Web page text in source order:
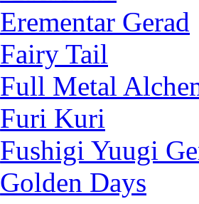
Erementar Gerad
Fairy Tail
Full Metal
Furi Kuri
Fushigi Yuugi
Golden Days